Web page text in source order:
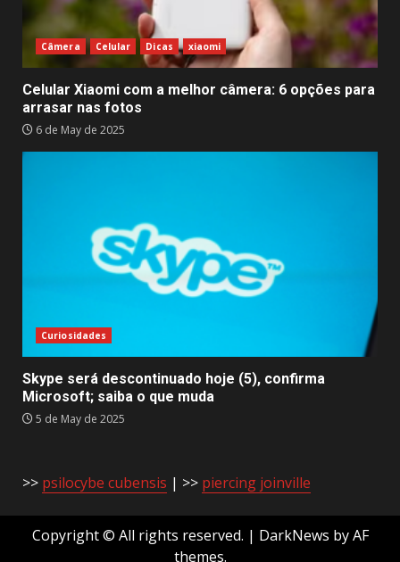
Câmera Celular Dicas xiaomi
Celular Xiaomi com a melhor câmera: 6 opções para
arrasar nas fotos
6 de May de 2025
Curiosidades
Skype será descontinuado hoje (5), confirma
Microsoft; saiba o que muda
5 de May de 2025
>> psilocybe cubensis | >> piercing joinville
Copyright © All rights reserved. | DarkNews by AF
themes.